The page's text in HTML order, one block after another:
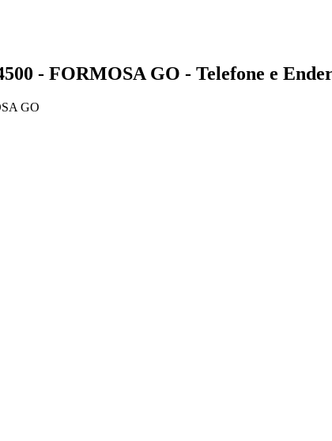
- FORMOSA GO - Telefone e
GO